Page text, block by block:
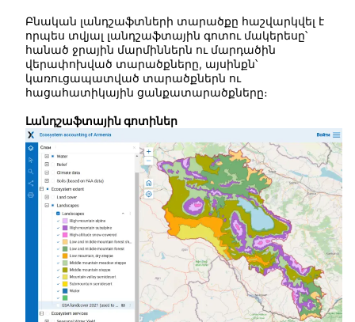
Բնական լանդշաֆտների տարածքը հաշվարկվել է
որպես տվյալ լանդշաֆտային գոտու մակերեսը՝
հանած ջրային մարմիններն ու մարդածին
վերափոխված տարածքները, այսինքն՝
կառուցապատված տարածքներն ու
հացահատիկային ցանքատարածքները։
Լանդշաֆտային գոտիներ